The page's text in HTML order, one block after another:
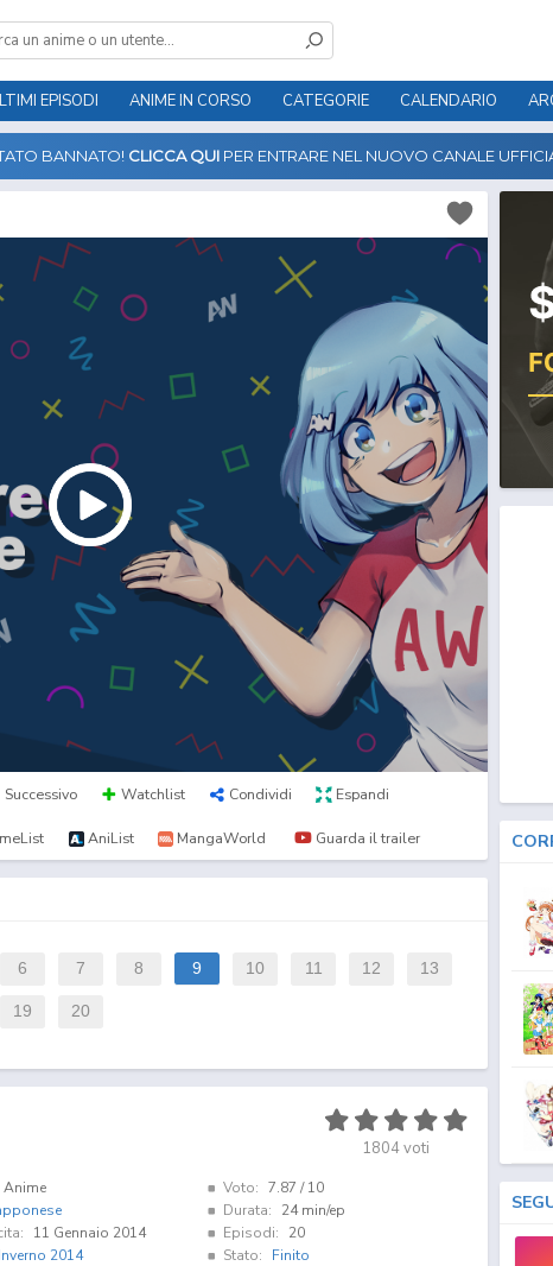
EPISODI ANIME IN CORSO CATEGORIE CALENDARIO
BANNATO! CLICCA QUI PER ENTRARE NEL NUOVO CANALE
Successivo Watchlist Condividi Espandi
AniList MangaWorld Guarda il trailer
6 7 8 9 10 11 12 13
19 20
1804voti
Anime
11 Gennaio 2014
Inverno 2014
Voto: 7.87 / 10
Durata:
24 min/ep
Episodi:
20
Stato:
Finito